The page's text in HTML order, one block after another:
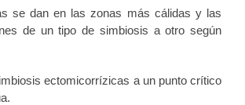
se dan en las zonas más cálidas y las
de un tipo de simbiosis a otro según
ectomicorrízicas a un punto crítico